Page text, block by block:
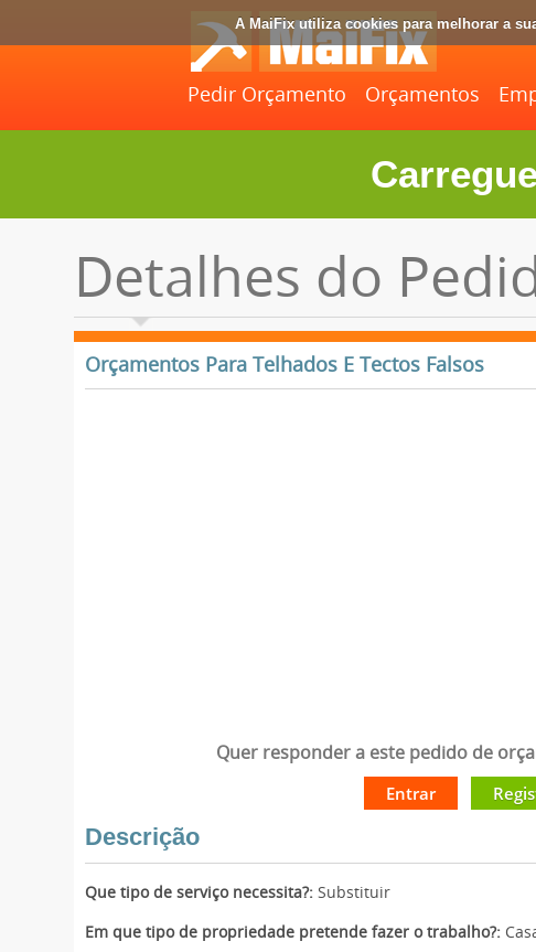
A MaiFix utiliza cookies para melhorar a
Pedir Orçamento Orçamentos
Detalhes do
Orçamentos Para Telhados E Tectos Falsos
Quer responder a este pedido de
Entrar
Descrição
Que tipo de serviço necessita?: Substituir
Em que tipo de propriedade pretende fazer o trabalho?: